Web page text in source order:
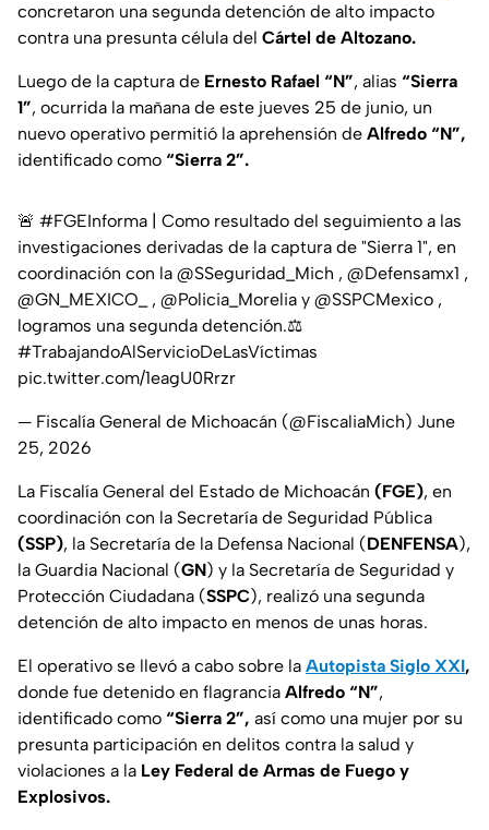
concretaron una segunda detención de alto impacto
contra una presunta célula del Cártel de Altozano.
Luego de la captura de Ernesto Rafael “N”, alias “Sierra
1”, ocurrida la mañana de este jueves 25 de junio, un
nuevo operativo permitió la aprehensión de Alfredo “N”,
identificado como “Sierra 2”.
🚨 #FGEInforma | Como resultado del seguimiento a las
investigaciones derivadas de la captura de "Sierra 1", en
coordinación con la @SSeguridad_Mich , @Defensamx1 ,
@GN_MEXICO_
, @Policia_Morelia y @SSPCMexico ,
logramos una segunda detención.⚖️
#TrabajandoAlServicioDeLasVíctimas
pic.twitter.com/1eagU0Rrzr
— Fiscalía General de Michoacán (@FiscaliaMich) June
25, 2026
La Fiscalía General del Estado de Michoacán (FGE), en
coordinación con la Secretaría de Seguridad Pública
(SSP), la Secretaría de la Defensa Nacional (DENFENSA),
la Guardia Nacional (GN) y la Secretaría de Seguridad y
Protección Ciudadana (SSPC), realizó una segunda
detención de alto impacto en menos de unas horas.
El operativo se llevó a cabo sobre la Autopista Siglo XXI,
donde fue detenido en flagrancia Alfredo “N”,
identificado como “Sierra 2”, así como una mujer por su
presunta participación en delitos contra la salud y
violaciones a la Ley Federal de Armas de Fuego y
Explosivos.